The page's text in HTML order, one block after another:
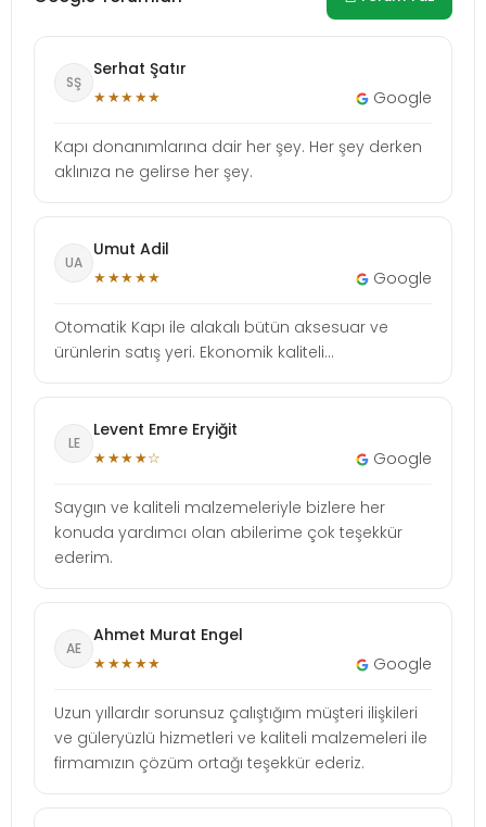
SŞ
Serhat Şatır
★★★★★ Google
Kapı donanımlarına dair her şey. Her şey derken
aklınıza ne gelirse her şey.
UA
Umut Adil
★★★★★ Google
Otomatik Kapı ile alakalı bütün aksesuar ve
ürünlerin satış yeri. Ekonomik kaliteli...
LE
Levent Emre Eryiğit
★★★★☆ Google
Saygın ve kaliteli malzemeleriyle bizlere her
konuda yardımcı olan abilerime çok teşekkür
ederim.
AE
Ahmet Murat Engel
★★★★★ Google
Uzun yıllardır sorunsuz çalıştığım müşteri ilişkileri
ve güleryüzlü hizmetleri ve kaliteli malzemeleri ile
firmamızın çözüm ortağı teşekkür ederiz.